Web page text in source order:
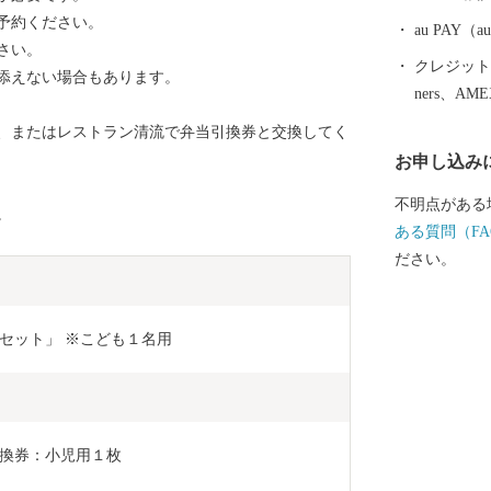
約ください。
い。
ない場合もあります。
たはレストラン清流で弁当引換券と交換してく
ット」 ※こども１名用
券：小児用１枚
au PAY（
クレジッ
ners、
お申し込み
不明点があ
ある質問（
ださい。